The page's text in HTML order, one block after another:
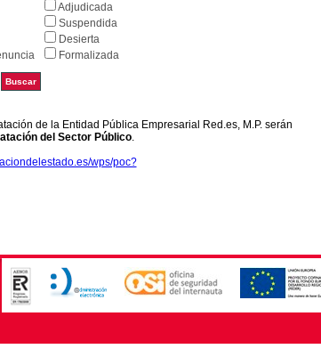
Adjudicada
Suspendida
Desierta
Formalizada
de la Entidad Pública Empresarial Red.es, M.P. serán
del Sector Público.
wps/poc?